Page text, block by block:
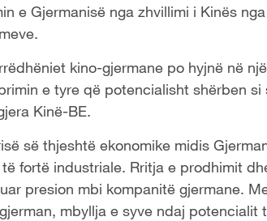
e Gjermanisë nga zhvillimi i Kinës
kino-gjermane po hyjnë në
e tyre që potencialisht shërben
Kinë-BE.
së thjeshtë ekonomike midis
fortë industriale. Rritja e prodhimit
presion mbi kompanitë gjermane.
mbyllja e syve ndaj